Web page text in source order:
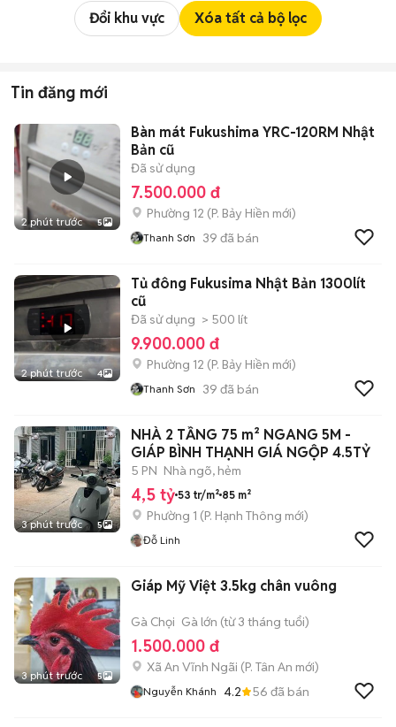
Đổi khu vực Xóa tất cả bộ lọc
Tin đăng mới
2 phút trước 5
Bàn mát Fukushima YRC-120RM Nhật
Bản cũ
Đã sử dụng
7.500.000 đ
Phường 12 (P. Bảy Hiền mới)
Thanh Sơn 39 đã bán
2 phút trước 4
Tủ đông Fukusima Nhật Bản 1300lít
cũ
Đã sử dụng > 500 lít
9.900.000 đ
Phường 12 (P. Bảy Hiền mới)
Thanh Sơn 39 đã bán
3 phút trước 5
NHÀ 2 TẦNG 75 m² NGANG 5M -
GIÁP BÌNH THẠNH GIÁ NGỘP 4.5TỶ
5 PN Nhà ngõ, hẻm
4,5 tỷ 53 tr/m² 85 m²
Phường 1 (P. Hạnh Thông mới)
Đỗ Linh
3 phút trước 5
Giáp Mỹ Việt 3.5kg chân vuông
Gà Chọi Gà lớn (từ 3 tháng tuổi)
1.500.000 đ
Xã An Vĩnh Ngãi (P. Tân An mới)
Nguyễn Khánh 4.2 56 đã bán